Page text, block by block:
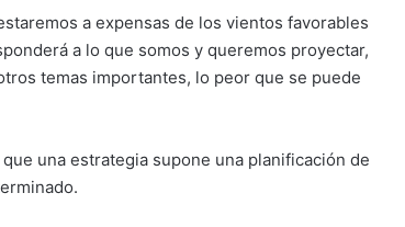
a expensas de los vientos favorables
a lo que somos y queremos proyectar,
temas importantes, lo peor que se puede
una estrategia supone una planificación de